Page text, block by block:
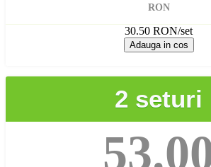
RON
30.50 RON/set
Adauga in cos
2 seturi